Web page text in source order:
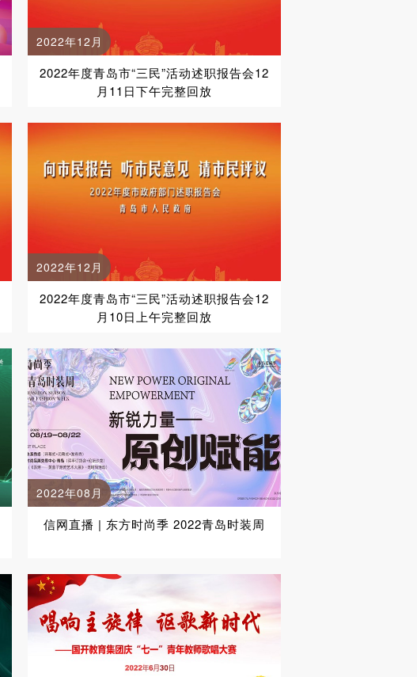
2022年12月
2022年度青岛市“三民”活动述职报告会12
月11日下午完整回放
2022年12月
2022年度青岛市“三民”活动述职报告会12
月10日上午完整回放
2022年08月
信网直播 | 东方时尚季 2022青岛时装周